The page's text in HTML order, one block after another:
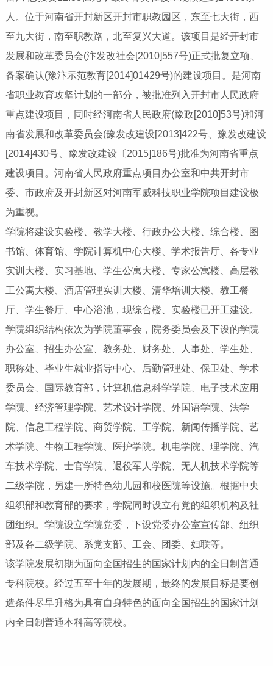
人。位于河南省开封新区开封市职教园区，东至七大街，西
至九大街，南至职教路，北至复兴大道。该项目是经开封市
发展和改革委员会(汴发改社会[2010]557号)正式批复立项、
备案确认(豫汴示范教育[2014]01429号)的建设项目。是河南
省职业教育攻坚计划的一部分，被批准列入开封市人民政府
重点建设项目，同时经河南省人民政府(豫政[2010]53号)和河
南省发展和改革委员会(豫发改建设[2013]422号、豫发改建设
[2014]430号、豫发改建设〔2015]186号)批准为河南省重点
建设项目。河南省人民政府重点项目办公室和中共开封市
委、市政府及开封新区对河南军威科技职业学院项目建设极
为重视。
学院将建设实验楼、教学大楼、行政办公大楼、综合楼、图
书馆、体育馆、学院计算机中心大楼、学术报告厅、各专业
实训大楼、实习基地、学生公寓大楼、专家公寓楼、高层教
工公寓大楼、酒店管理实训大楼、清华培训大楼、教工餐
厅、学生餐厅、中心浴池，现综合楼、实验楼已开工建设。
学院组织结构依次为学院董事会，院务委员会及下设的学院
办公室、招生办公室、教务处、财务处、人事处、学生处、
职称处、毕业生就业指导中心、后勤管理处、保卫处、学术
委员会、国际教育部，计算机信息科学学院、电子技术应用
学院、经济管理学院、艺术设计学院、外国语学院、法学
院、信息工程学院、商贸学院、工学院、新闻传播学院、艺
术学院、生物工程学院、医护学院。机电学院、理学院、汽
车技术学院、士官学院、退役军人学院、无人机技术学院等
二级学院，另建一所特色幼儿园和校医院等设施。根据中央
组织部和教育部的要求，学院同时设立有党的组织机构及社
团组织。学院设立学院党委，下设党委办公室宣传部、组织
部及各二级学院、系党支部、工会、团委、妇联等。
该学院发展初期为面向全国招生的国家计划内的全日制普通
专科院校。经过五至十年的发展期，最终的发展目标是要创
造条件尽早升格为具有自身特色的面向全国招生的国家计划
内全日制普通本科高等院校。